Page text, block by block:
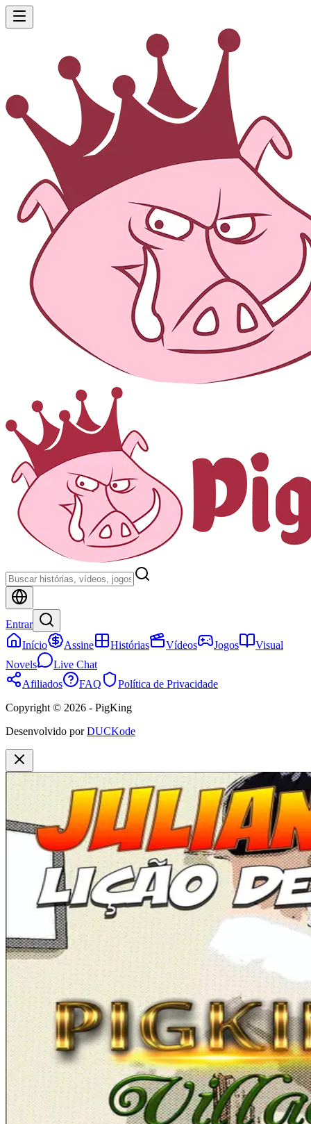
Entrar
Início
Assine Histórias Vídeos Jogos
Visual
Novels
Live Chat
Afiliados
FAQ
Política de Privacidade
Copyright © 2026 - PigKing
Desenvolvido por DUCKode